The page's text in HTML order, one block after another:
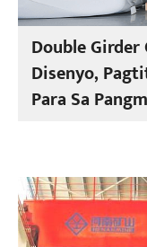
Double
Disenyo,
Para Sa